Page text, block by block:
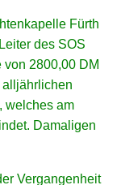
Fürth
des SOS
2800,00 DM
alljährlichen
welches am
Damaligen
Vergangenheit